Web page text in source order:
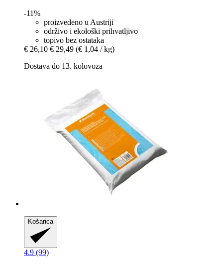
-11%
proizvedeno u Austriji
održivo i ekološki prihvatljivo
topivo bez ostataka
€ 26,10 € 29,49 (€ 1,04 / kg)
Dostava do 13. kolovoza
Košarica
4.9 (99)